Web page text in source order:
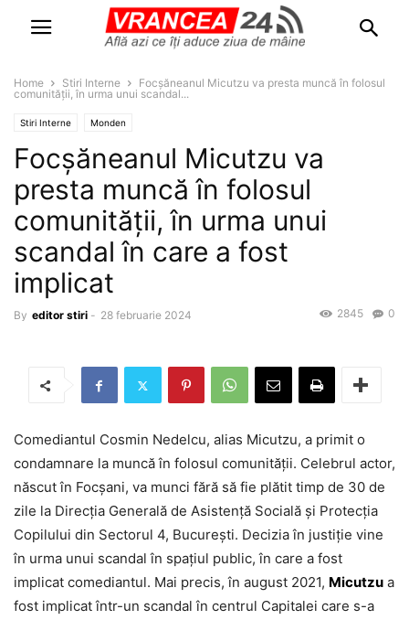
Home Stiri Interne
Focșăneanul Micutzu va presta muncă în folosul
comunității, în urma unui scandal...
Stiri Interne Monden
Focșăneanul Micutzu va
presta muncă în folosul
comunității, în urma unui
scandal în care a fost
implicat
By editor stiri - 28 februarie 2024 0
2845
Comediantul Cosmin Nedelcu, alias Micutzu, a primit o
condamnare la muncă în folosul comunității. Celebrul actor,
născut în Focșani, va munci fără să fie plătit timp de 30 de
zile la Direcția Generală de Asistență Socială și Protecția
Copilului din Sectorul 4, București. Decizia în justiție vine
în urma unui scandal în spațiul public, în care a fost
implicat comediantul. Mai precis, în august 2021, Micutzu a
fost implicat într-un scandal în centrul Capitalei care s-a